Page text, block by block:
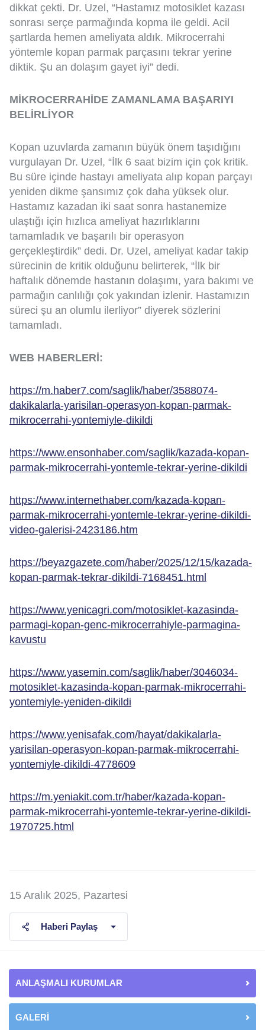
dikkat çekti. Dr. Uzel, “Hastamız motosiklet kazası
sonrası serçe parmağında kopma ile geldi. Acil
şartlarda hemen ameliyata aldık. Mikrocerrahi
yöntemle kopan parmak parçasını tekrar yerine
diktik. Şu an dolaşım gayet iyi” dedi.
MİKROCERRAHİDE ZAMANLAMA BAŞARIYI
BELİRLİYOR
Kopan uzuvlarda zamanın büyük önem taşıdığını
vurgulayan Dr. Uzel, “İlk 6 saat bizim için çok kritik.
Bu süre içinde hastayı ameliyata alıp kopan parçayı
yeniden dikme şansımız çok daha yüksek olur.
Hastamız kazadan iki saat sonra hastanemize
ulaştığı için hızlıca ameliyat hazırlıklarını
tamamladık ve başarılı bir operasyon
gerçekleştirdik” dedi. Dr. Uzel, ameliyat kadar takip
sürecinin de kritik olduğunu belirterek, “İlk bir
haftalık dönemde hastanın dolaşımı, yara bakımı ve
parmağın canlılığı çok yakından izlenir. Hastamızın
süreci şu an olumlu ilerliyor” diyerek sözlerini
tamamladı.
WEB HABERLERİ:
https://m.haber7.com/saglik/haber/3588074-
dakikalarla-yarisilan-operasyon-kopan-parmak-
mikrocerrahi-yontemiyle-dikildi
https://www.ensonhaber.com/saglik/kazada-kopan-
parmak-mikrocerrahi-yontemle-tekrar-yerine-dikildi
https://www.internethaber.com/kazada-kopan-
parmak-mikrocerrahi-yontemle-tekrar-yerine-dikildi-
video-galerisi-2423186.htm
https://beyazgazete.com/haber/2025/12/15/kazada-
kopan-parmak-tekrar-dikildi-7168451.html
https://www.yenicagri.com/motosiklet-kazasinda-
parmagi-kopan-genc-mikrocerrahiyle-parmagina-
kavustu
https://www.yasemin.com/saglik/haber/3046034-
motosiklet-kazasinda-kopan-parmak-mikrocerrahi-
yontemiyle-yeniden-dikildi
https://www.yenisafak.com/hayat/dakikalarla-
yarisilan-operasyon-kopan-parmak-mikrocerrahi-
yontemiyle-dikildi-4778609
https://m.yeniakit.com.tr/haber/kazada-kopan-
parmak-mikrocerrahi-yontemle-tekrar-yerine-dikildi-
1970725.html
15 Aralık 2025, Pazartesi
Haberi Paylaş
ANLAŞMALI KURUMLAR
GALERİ